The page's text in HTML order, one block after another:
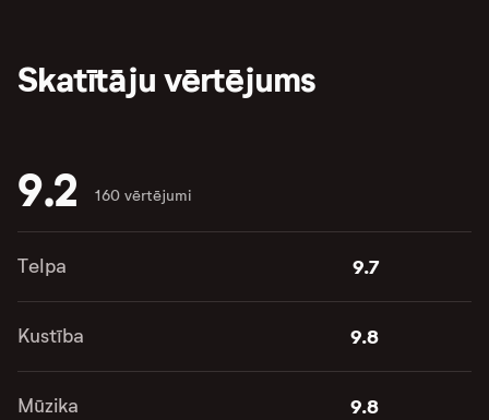
Skatītāju vērtējums
9.2 160 vērtējumi
Telpa 9.7
Kustība 9.8
Mūzika 9.8